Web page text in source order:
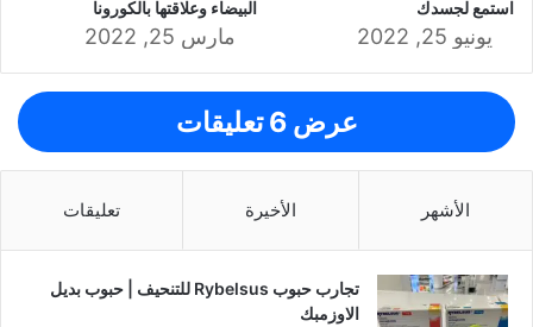
استمع لجسدك
يونيو 25, 2022
البيضاء وعلاقتها بالكورونا
مارس 25, 2022
عرض 6 تعليقات
الأشهر الأخيرة تعليقات
تجارب حبوب Rybelsus للتنحيف | حبوب بديل
الاوزمبك